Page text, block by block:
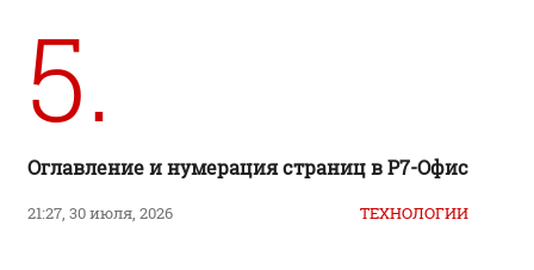
5.
Оглавление и нумерация страниц в Р7-Офис
21:27, 30 июля, 2026 ТЕХНОЛОГИИ